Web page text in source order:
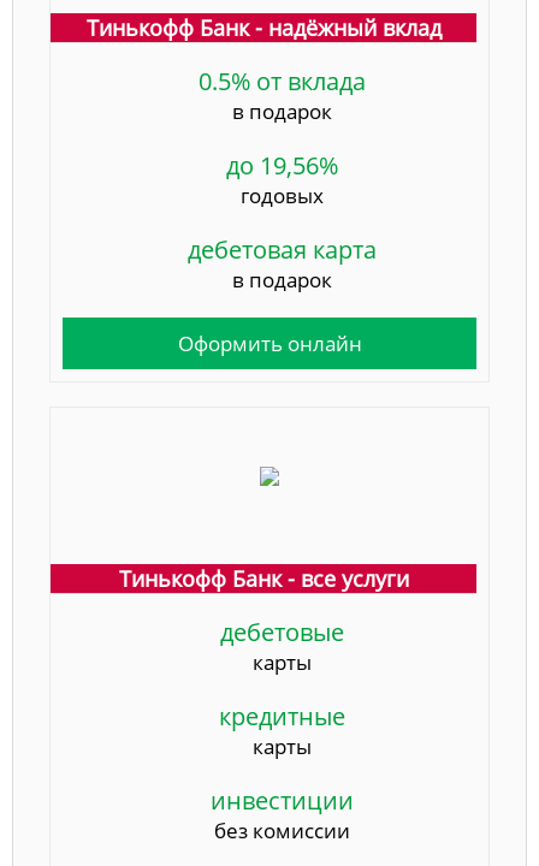
Тинькофф Банк - надёжный вклад
0.5% от вклада
в подарок
до 19,56%
годовых
дебетовая карта
в подарок
Оформить онлайн
Тинькофф Банк - все услуги
дебетовые
карты
кредитные
карты
инвестиции
без комиссии